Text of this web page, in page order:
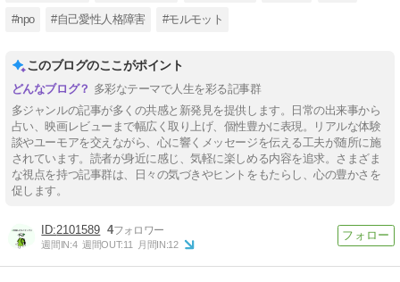
#npo #自己愛性人格障害 #モルモット
このブログのここがポイント
多彩なテーマで人生を彩る記事群
多ジャンルの記事が多くの共感と新発見を提供します。日常の出来事から
占い、映画レビューまで幅広く取り上げ、個性豊かに表現。リアルな体験
談やユーモアを交えながら、心に響くメッセージを伝える工夫が随所に施
されています。読者が身近に感じ、気軽に楽しめる内容を追求。さまざま
な視点を持つ記事群は、日々の気づきやヒントをもたらし、心の豊かさを
促します。
2101589 4
週間IN:4 週間OUT:11 月間IN:12